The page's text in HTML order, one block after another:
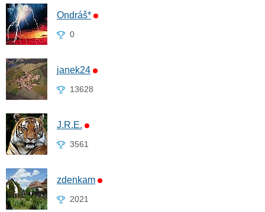
Ondráš*
0
janek24
13628
J.R.E.
3561
zdenkam
2021